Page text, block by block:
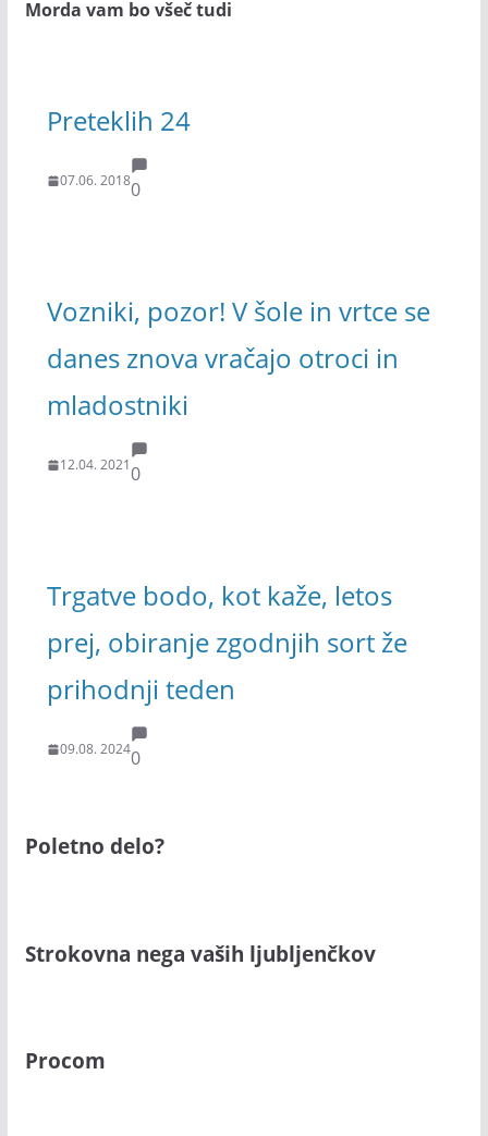
Morda vam bo všeč tudi
Preteklih 24
07.06. 20180
Vozniki, pozor! V šole in vrtce se
danes znova vračajo otroci in
mladostniki
12.04. 20210
Trgatve bodo, kot kaže, letos
prej, obiranje zgodnjih sort že
prihodnji teden
09.08. 20240
Poletno delo?
Strokovna nega vaših ljubljenčkov
Procom